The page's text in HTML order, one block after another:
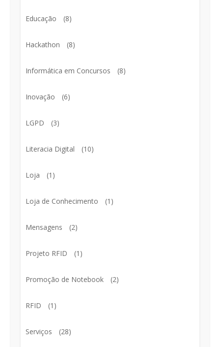
Educação (8)
Hackathon (8)
Informática em Concursos (8)
Inovação (6)
LGPD (3)
Literacia Digital (10)
Loja (1)
Loja de Conhecimento (1)
Mensagens (2)
Projeto RFID (1)
Promoção de Notebook (2)
RFID (1)
Serviços (28)